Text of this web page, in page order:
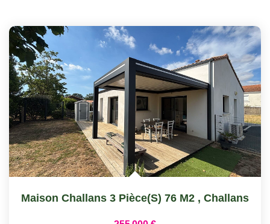
Maison Challans 3 Pièce(s) 76 M2 , Challans